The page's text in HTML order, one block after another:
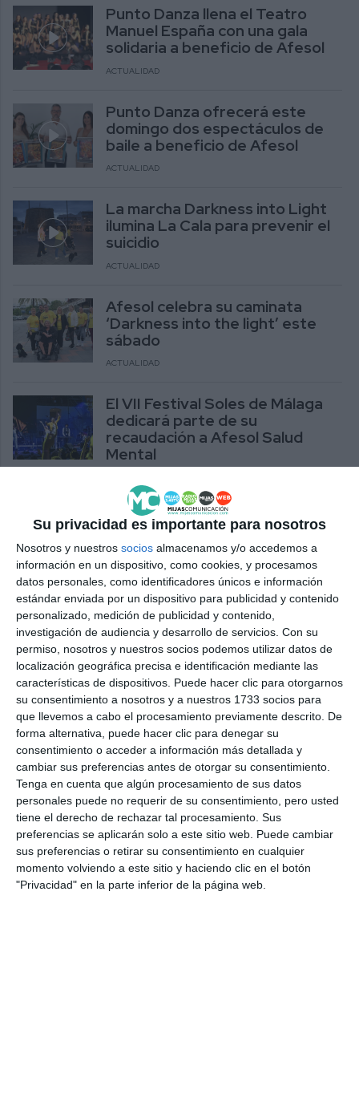
Su privacidad es importante para nosotros
Nosotros y nuestros socios almacenamos y/o accedemos a
información en un dispositivo, como cookies, y procesamos
datos personales, como identificadores únicos e información
estándar enviada por un dispositivo para publicidad y contenido
personalizado, medición de publicidad y contenido,
investigación de audiencia y desarrollo de servicios. Con su
permiso, nosotros y nuestros socios podemos utilizar datos de
localización geográfica precisa e identificación mediante las
características de dispositivos. Puede hacer clic para otorgarnos
su consentimiento a nosotros y a nuestros 1733 socios para
que llevemos a cabo el procesamiento previamente descrito. De
forma alternativa, puede hacer clic para denegar su
consentimiento o acceder a información más detallada y
cambiar sus preferencias antes de otorgar su consentimiento.
Tenga en cuenta que algún procesamiento de sus datos
personales puede no requerir de su consentimiento, pero usted
tiene el derecho de rechazar tal procesamiento. Sus
preferencias se aplicarán solo a este sitio web. Puede cambiar
sus preferencias o retirar su consentimiento en cualquier
momento volviendo a este sitio y haciendo clic en el botón
"Privacidad" en la parte inferior de la página web.
Punto Danza llena el Teatro
Manuel España con una gala
solidaria a beneficio de Afesol
ACTUALIDAD
Punto Danza ofrecerá este
domingo dos espectáculos de
baile a beneficio de Afesol
ACTUALIDAD
La marcha Darkness into Light
ilumina La Cala para prevenir el
suicidio
ACTUALIDAD
Afesol celebra su caminata
‘Darkness into the light’ este
sábado
ACTUALIDAD
El VII Festival Soles de Málaga
dedicará parte de su
recaudación a Afesol Salud
Mental
Punto Danza muestra su arte
por un motivo solidario
Dflow Danza y Teatro recauda
fondos para Avatés, AFA Mijas y
Afesol con su musical
ACTUALIDAD
El municipio reafirma su
compromiso con Afesol en el Día
Mundial de la Salud Mental
ACTUALIDAD
Sumando pasos para visibilizar y
prevenir la lacra del suicidio en la
sociedad